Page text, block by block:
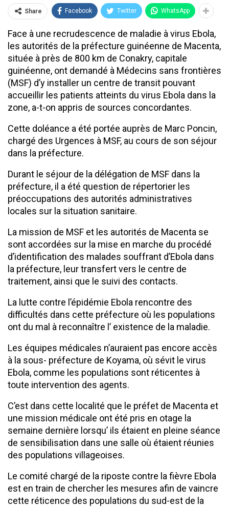
Share Facebook Twitter WhatsApp
Face à une recrudescence de maladie à virus Ebola,
les autorités de la préfecture guinéenne de Macenta,
située à près de 800 km de Conakry, capitale
guinéenne, ont demandé à Médecins sans frontières
(MSF) d’y installer un centre de transit pouvant
accueillir les patients atteints du virus Ebola dans la
zone, a-t-on appris de sources concordantes.
Cette doléance a été portée auprès de Marc Poncin,
chargé des Urgences à MSF, au cours de son séjour
dans la préfecture.
Durant le séjour de la délégation de MSF dans la
préfecture, il a été question de répertorier les
préoccupations des autorités administratives
locales sur la situation sanitaire.
La mission de MSF et les autorités de Macenta se
sont accordées sur la mise en marche du procédé
d’identification des malades souffrant d’Ebola dans
la préfecture, leur transfert vers le centre de
traitement, ainsi que le suivi des contacts.
La lutte contre l’épidémie Ebola rencontre des
difficultés dans cette préfecture où les populations
ont du mal à reconnaître l’ existence de la maladie.
Les équipes médicales n’auraient pas encore accès
à la sous- préfecture de Koyama, où sévit le virus
Ebola, comme les populations sont réticentes à
toute intervention des agents.
C’est dans cette localité que le préfet de Macenta et
une mission médicale ont été pris en otage la
semaine dernière lorsqu’ ils étaient en pleine séance
de sensibilisation dans une salle où étaient réunies
des populations villageoises.
Le comité chargé de la riposte contre la fièvre Ebola
est en train de chercher les mesures afin de vaincre
cette réticence des populations du sud-est de la